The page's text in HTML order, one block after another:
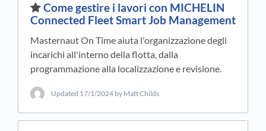
​Come gestire i lavori con MICHELIN
Connected Fleet Smart Job Management
Masternaut On Time aiuta l'organizzazione degli
incarichi all'interno della flotta, dalla
programmazione alla localizzazione e revisione.
Updated 17/1/2024 by Matt Childs